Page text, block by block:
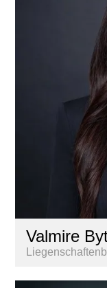
Valmire